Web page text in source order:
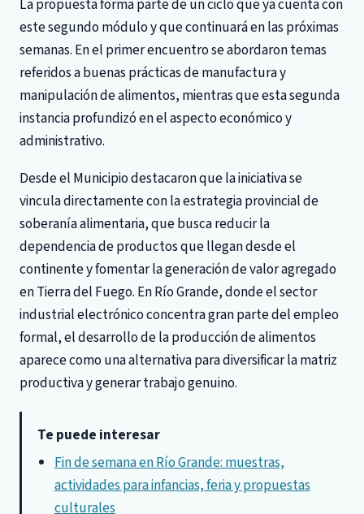
La propuesta forma parte de un ciclo que ya cuenta con
este segundo módulo y que continuará en las próximas
semanas. En el primer encuentro se abordaron temas
referidos a buenas prácticas de manufactura y
manipulación de alimentos, mientras que esta segunda
instancia profundizó en el aspecto económico y
administrativo.
Desde el Municipio destacaron que la iniciativa se
vincula directamente con la estrategia provincial de
soberanía alimentaria, que busca reducir la
dependencia de productos que llegan desde el
continente y fomentar la generación de valor agregado
en Tierra del Fuego. En Río Grande, donde el sector
industrial electrónico concentra gran parte del empleo
formal, el desarrollo de la producción de alimentos
aparece como una alternativa para diversificar la matriz
productiva y generar trabajo genuino.
Te puede interesar
Fin de semana en Río Grande: muestras,
actividades para infancias, feria y propuestas
culturales